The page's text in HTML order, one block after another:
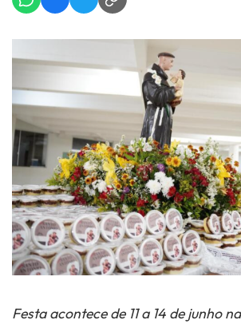
Festa acontece de 11 a 14 de junho